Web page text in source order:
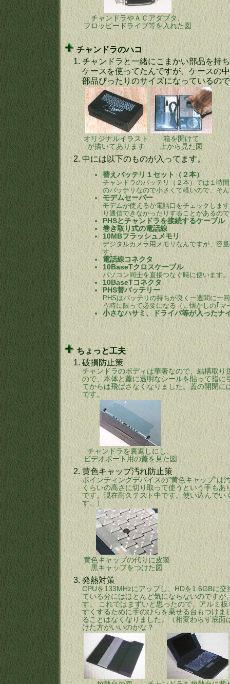
チャンドラやＡＣアダプタ、
フロッピードライブ等を入れた図
チャンドラのハコ
1. チャンドラと一緒にこまかい部品を持
ケースを使ってたんですが、ケースの
部品ぴったりのサイズになっているの
オリジナルイラスト
が描いてあります
箱を開けて
上から見た図
2. 中には以下のものが入ってます。
替えバッテリ１セット（２本）
チャンドラのバッテリ（２本）では１時
のバッテリなので小さくて軽いので、そ
モデムセーバー
モデムが使えるか電話口をチェックしま
り通信できなかったりすることがあるの
PHSとチャンドラを接続するケーブル
巻き取り式の電話線
10MBフラッシュメモリ
デジタルカメラ用メモリなんですが、容
す。
電話線コネクタ
10BaseTクロスケーブル
パソコン同士を直接つなぐ時に使います。
10BaseTコネクタ
PHS替バッテリー
PHSはバッテリの持ちが良く一週間に一
う時に限って必要になる（←懐かしの｢マ
小さなハサミ、ドライバ等が入ったナ
ちょっと工夫
1. 破損防止策
チャンドラのボディは華奢なので、結構取
ので、本体と蓋に透明なシールを貼って指
てからは飛ばさなくなりました。蓋の開閉
です。
チャンドラを裏返しにし、
ビデオポート用の蓋を見た図
2. 黄色キャップ汚れ防止策
ポインティングデバイスの”黄色キャップ”は
くらいの高さに切り取って使うという手もあ
です。現在耐久テスト中です。使い込んで
す。）
黄色キャップの代りに皮製
黒キャップをつけた図
3. 発熱対策
CPUを133MHzにアップし、HDを1.6GBに
ている分にはほとんど気にならないのです
す。 これではまずいと思ったので、アルミ
すくするために手のひらを乗せる台もつけ
ることはなくなりました。（相変わらず底
けた方がいいのかな？